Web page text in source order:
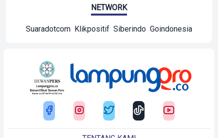
NETWORK
Suaradotcom Klikpositif Siberindo Goindonesia